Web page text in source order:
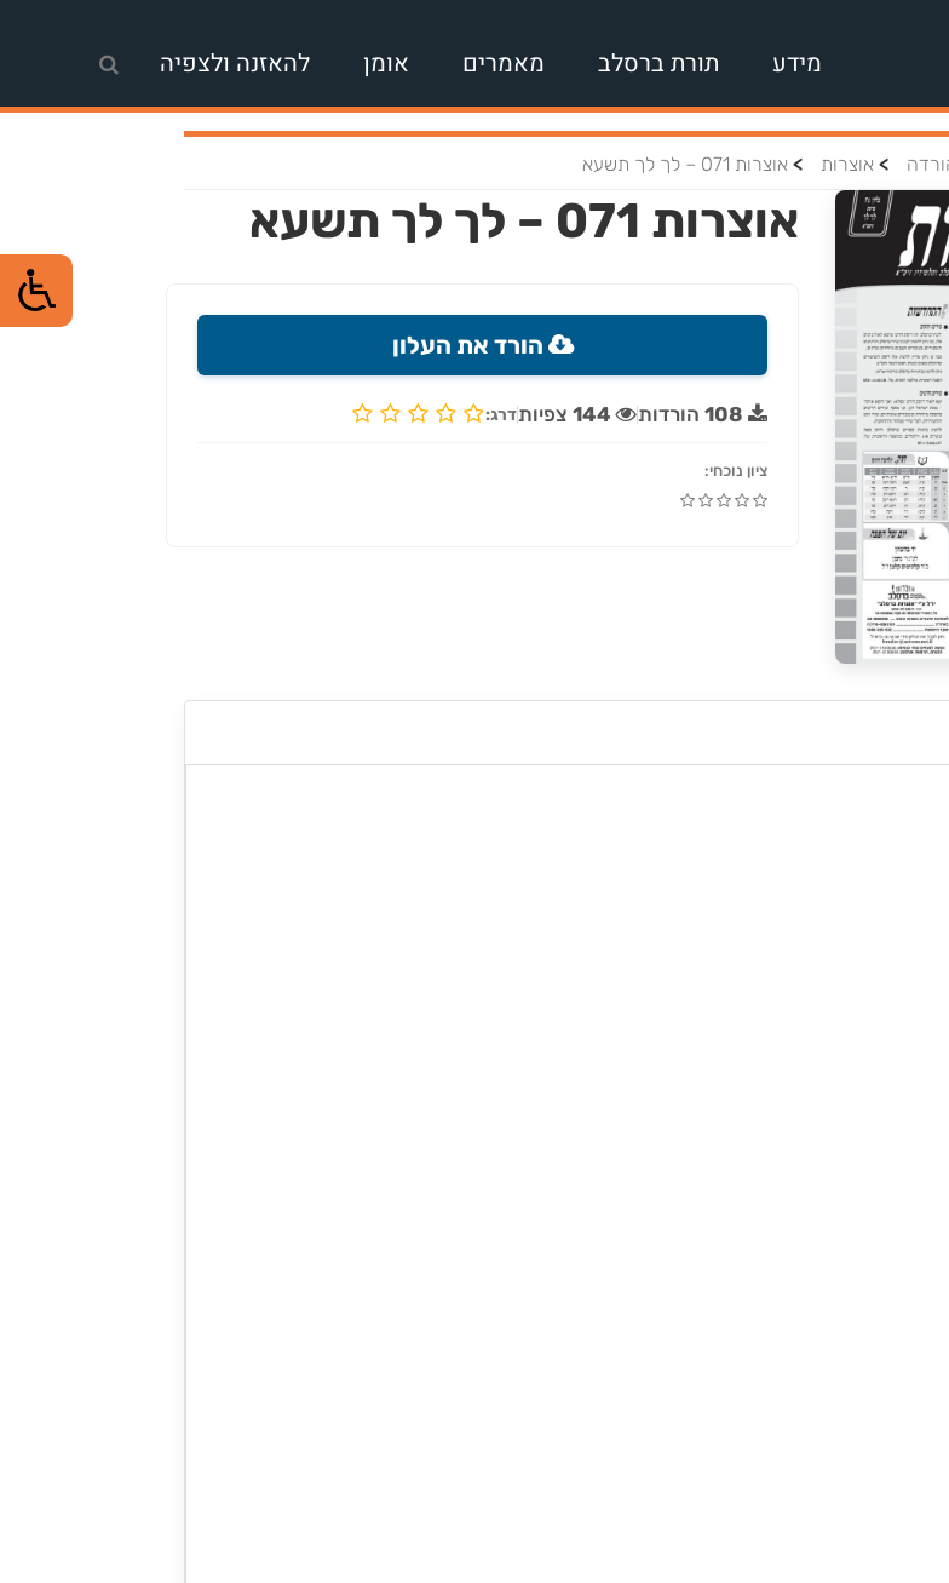
מידע תורת ברסלב מאמרים אומן להאזנה ולצפיה
> אוצרות > אוצרות 071 – לך לך תשעא
אוצרות 071 – לך לך תשעא
הורד את העלון
108הורדות 144צפיותדרג:
ציון נוכחי: